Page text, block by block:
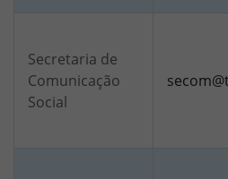
Secretaria de
Comunicação
Social